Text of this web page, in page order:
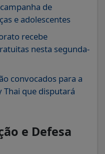
de
e adolescentes
recebe
nesta segunda-
convocados para a
Thai que disputará
e Defesa